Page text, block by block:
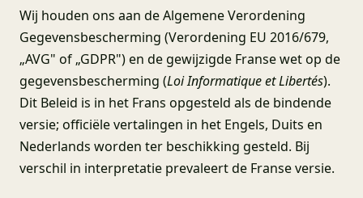
Wij houden ons aan de Algemene Verordening
Gegevensbescherming (Verordening EU 2016/679,
„AVG" of „GDPR") en de gewijzigde Franse wet op de
gegevensbescherming (Loi Informatique et Libertés).
Dit Beleid is in het Frans opgesteld als de bindende
versie; officiële vertalingen in het Engels, Duits en
Nederlands worden ter beschikking gesteld. Bij
verschil in interpretatie prevaleert de Franse versie.